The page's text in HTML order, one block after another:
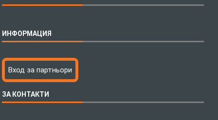
Бебешки спални комплекти
Тениски с пълноцветен печат
Хавлиени кърпи
Пончо за водни спортове
ИНФОРМАЦИЯ
Технология на печатане
Файлове за печат
Как да поръчам?
Вход за партньори
ЗА КОНТАКТИ